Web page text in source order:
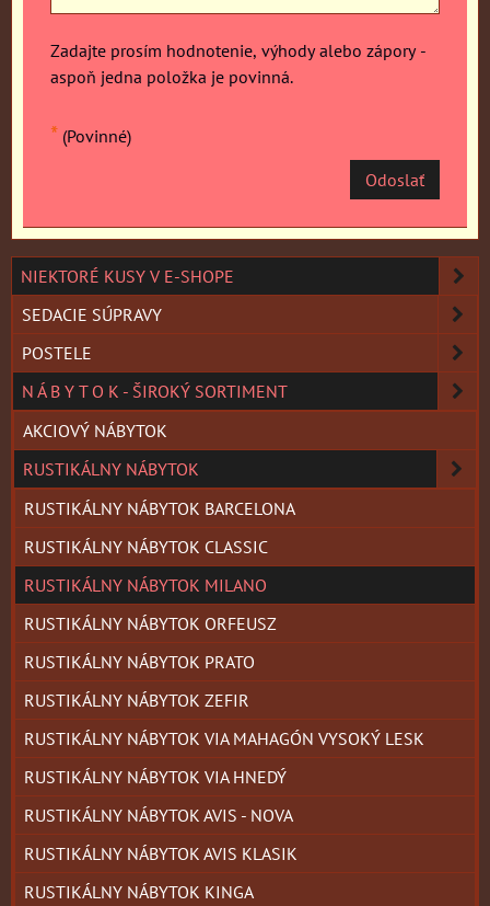
Zadajte prosím hodnotenie, výhody alebo zápory -
aspoň jedna položka je povinná.
* (Povinné)
Odoslať
NIEKTORÉ KUSY V E-SHOPE
SEDACIE SÚPRAVY
POSTELE
N Á B Y T O K - ŠIROKÝ SORTIMENT
AKCIOVÝ NÁBYTOK
RUSTIKÁLNY NÁBYTOK
RUSTIKÁLNY NÁBYTOK BARCELONA
RUSTIKÁLNY NÁBYTOK CLASSIC
RUSTIKÁLNY NÁBYTOK MILANO
RUSTIKÁLNY NÁBYTOK ORFEUSZ
RUSTIKÁLNY NÁBYTOK PRATO
RUSTIKÁLNY NÁBYTOK ZEFIR
RUSTIKÁLNY NÁBYTOK VIA MAHAGÓN VYSOKÝ LESK
RUSTIKÁLNY NÁBYTOK VIA HNEDÝ
RUSTIKÁLNY NÁBYTOK AVIS - NOVA
RUSTIKÁLNY NÁBYTOK AVIS KLASIK
RUSTIKÁLNY NÁBYTOK KINGA